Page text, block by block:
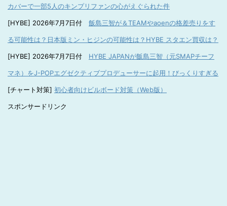
カバーで一部5人のキンプリファンの心がえぐられた件
[HYBE] 2026年7月7日付 飯島三智が＆TEAMやaoenの格差売りをす
る可能性は？日本版ミン・ヒジンの可能性は？HYBE スタエン買収は？
[HYBE] 2026年7月7日付 HYBE JAPANが飯島三智（元SMAPチーフ
マネ）をJ-POPエグゼクティブプロデューサーに起用！びっくりすぎる
[チャート対策] 初心者向けビルボード対策（Web版）
スポンサードリンク